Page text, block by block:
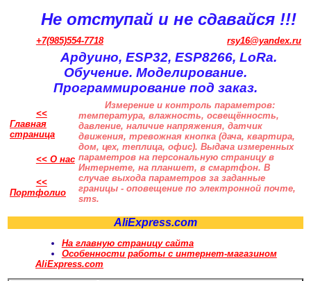
Не отступай и не сдавайся !!!
+7(985)554-7718 rsy16@yandex.ru
Ардуино, ESP32, ESP8266, LoRa.
Обучение. Моделирование.
Программирование под заказ.
<<
Главная
страница
Измерение и контроль параметров:
температура, влажность, освещённость,
давление, наличие напряжения, датчик
движения, тревожная кнопка (дача, квартира,
дом, цех, теплица, офис). Выдача измеренных
параметров на персональную страницу в
Интернете, на планшет, в смартфон. В
случае выхода параметров за заданные
границы - оповещение по электронной почте,
sms.
<< О нас
<<
Портфолио
AliExpress.com
На главную страницу сайта
Особенности работы с интернет-магазином
AliExpress.com